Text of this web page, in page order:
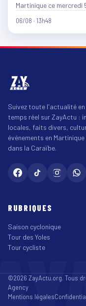
Martinique ce
06/08 · 13h48
Suivez toute l'actualité en
temps réel sur ZayActu :
locales, faits divers,
événements en
dans la Caraïbe.
RUBRIQUES
Saison cyclonique
Tour des Yoles
Tour cycliste
©2026 ZayActu.org. Tous
Agency
Mentions légales